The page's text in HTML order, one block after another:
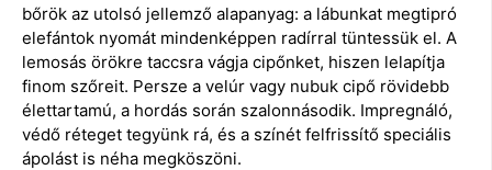
bőrök az utolsó jellemző alapanyag: a lábunkat megtipró
elefántok nyomát mindenképpen radírral tüntessük el. A
lemosás örökre taccsra vágja cipőnket, hiszen lelapítja
finom szőreit. Persze a velúr vagy nubuk cipő rövidebb
élettartamú, a hordás során szalonnásodik. Impregnáló,
védő réteget tegyünk rá, és a színét felfrissítő speciális
ápolást is néha megköszöni.